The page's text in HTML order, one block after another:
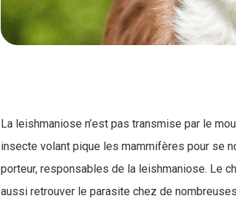
La leishmaniose n’est pas transmise par le
insecte volant pique les mammifères pour se
porteur, responsables de la leishmaniose. Le
aussi retrouver le parasite chez de